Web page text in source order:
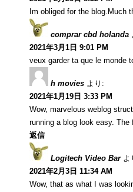
Im obliged for the blog.Much
comprar cbd holanda
2021年3月1日 9:01 PM
veux garder ta que le monde
h movies より:
2021年1月19日 3:33 PM
Wow, marvelous weblog
running a blog look easy.
返信
Logitech Video Bar よ
2021年2月3日 11:34 AM
Wow, that as what I was